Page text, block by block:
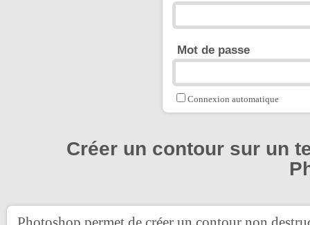
Mot de passe
Connexion automatique
Créer un contour sur un